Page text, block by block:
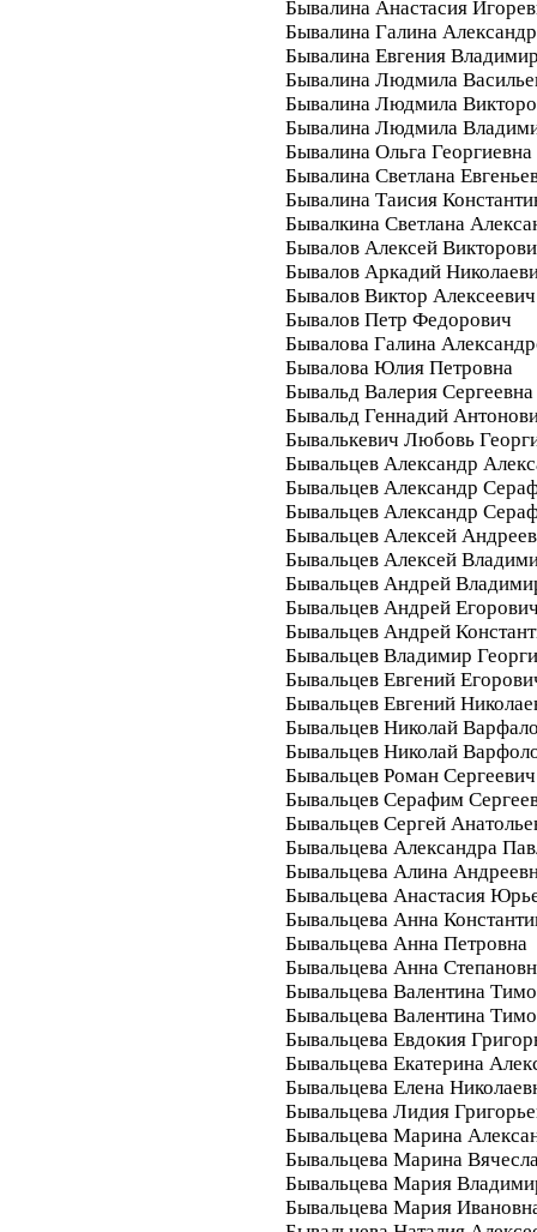
Бывалина Анастасия
Бывалина Галина
Бывалина Евгения
Бывалина Людмила
Бывалина Людмила
Бывалина Людмила
Бывалина Ольга Георгиевна
Бывалина Светлана
Бывалина Таисия
Бывалкина Светлана
Бывалов Алексей
Бывалов Аркадий
Бывалов Виктор Алексеевич
Бывалов Петр Федорович
Бывалова Галина
Бывалова Юлия Петровна
Бывальд Валерия Сергеевна
Бывальд Геннадий
Бывалькевич Любовь
Бывальцев Александр
Бывальцев Александр
Бывальцев Александр
Бывальцев Алексей
Бывальцев Алексей
Бывальцев Андрей
Бывальцев Андрей
Бывальцев Андрей
Бывальцев Владимир
Бывальцев Евгений
Бывальцев Евгений
Бывальцев Николай
Бывальцев Николай
Бывальцев Роман Сергеевич
Бывальцев Серафим
Бывальцев Сергей
Бывальцева Александра
Бывальцева Алина
Бывальцева Анастасия
Бывальцева Анна
Бывальцева Анна Петровна
Бывальцева Анна
Бывальцева Валентина
Бывальцева Валентина
Бывальцева Евдокия
Бывальцева Екатерина
Бывальцева Елена
Бывальцева Лидия
Бывальцева Марина
Бывальцева Марина
Бывальцева Мария
Бывальцева Мария